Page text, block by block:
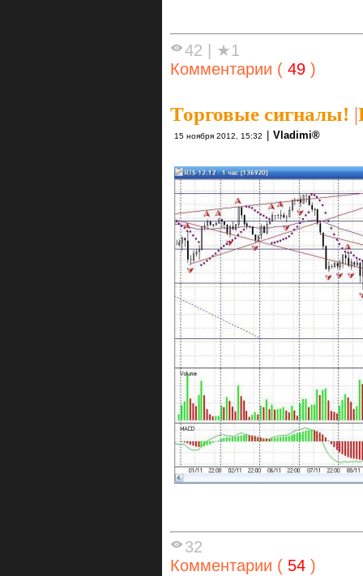
42
★1
Комментарии ( 49 )
Торговые сигналы! |
15 ноября 2012, 15:32 Vlаdimi®
32
Комментарии ( 54 )